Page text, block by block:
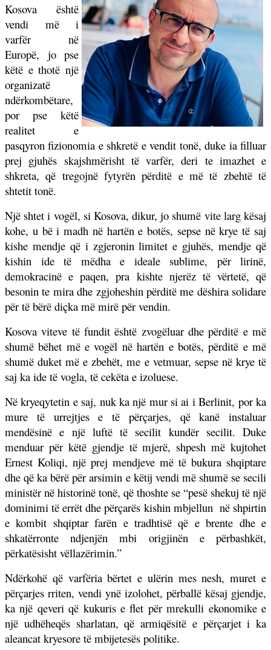
Kosova është
vendi më i
varfër në
Europë, jo pse
këtë e thotë një
organizatë
ndërkombëtare,
por pse këtë
realitet e
pasqyron fizionomia e shkretë e vendit tonë, duke ia filluar
prej gjuhës skajshmërisht të varfër, deri te imazhet e
shkreta, që tregojnë fytyrën përditë e më të zbehtë të
shtetit tonë.
Një shtet i vogël, si Kosova, dikur, jo shumë vite larg kësaj
kohe, u bë i madh në hartën e botës, sepse në krye të saj
kishe mendje që i zgjeronin limitet e gjuhës, mendje që
kishin ide të mëdha e ideale sublime, për lirinë,
demokracinë e paqen, pra kishte njerëz të vërtetë, që
besonin te mira dhe zgjoheshin përditë me dëshira solidare
për të bërë diçka më mirë për vendin.
Kosova viteve të fundit është zvogëluar dhe përditë e më
shumë bëhet më e vogël në hartën e botës, përditë e më
shumë duket më e zbehët, me e vetmuar, sepse në krye të
saj ka ide të vogla, të cekëta e izoluese.
Në kryeqytetin e saj, nuk ka një mur si ai i Berlinit, por ka
mure të urrejtjes e të përçarjes, që kanë instaluar
mendësinë e një luftë të secilit kundër secilit. Duke
menduar për këtë gjendje të mjerë, shpesh më kujtohet
Ernest Koliqi, një prej mendjeve më të bukura shqiptare
dhe që ka bërë për arsimin e këtij vendi më shumë se secili
ministër në historinë tonë, që thoshte se “pesë shekuj të një
dominimi të errët dhe përçarës kishin mbjellun në shpirtin
e kombit shqiptar farën e tradhtisë që e brente dhe e
shkatërronte ndjenjën mbi origjinën e përbashkët,
përkatësisht vëllazërimin.”
Ndërkohë që varfëria bërtet e ulërin mes nesh, muret e
përçarjes rriten, vendi ynë izolohet, përballë kësaj gjendje,
ka një qeveri që kukuris e flet për mrekulli ekonomike e
një udhëheqës sharlatan, që armiqësitë e përçarjet i ka
aleancat kryesore të mbijetesës politike.